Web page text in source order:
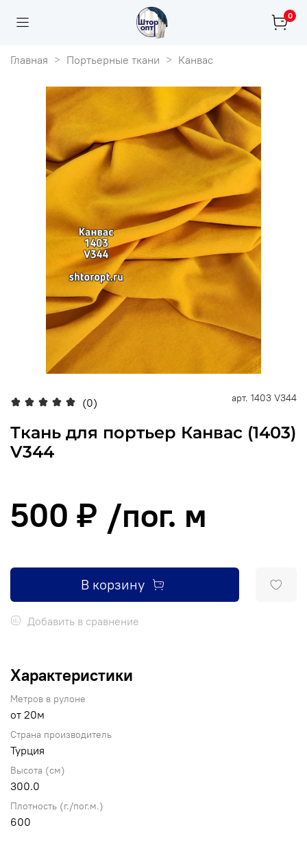
0
Главная Портьерные ткани Канвас
(0) арт. 1403 V344
Ткань для портьер Канвас (1403)
V344
500 ₽ /пог. м
В корзину
Добавить в сравнение
Характеристики
Метров в рулоне
от 20м
Страна производитель
Турция
Высота (см)
300.0
Плотность (г./пог.м.)
600